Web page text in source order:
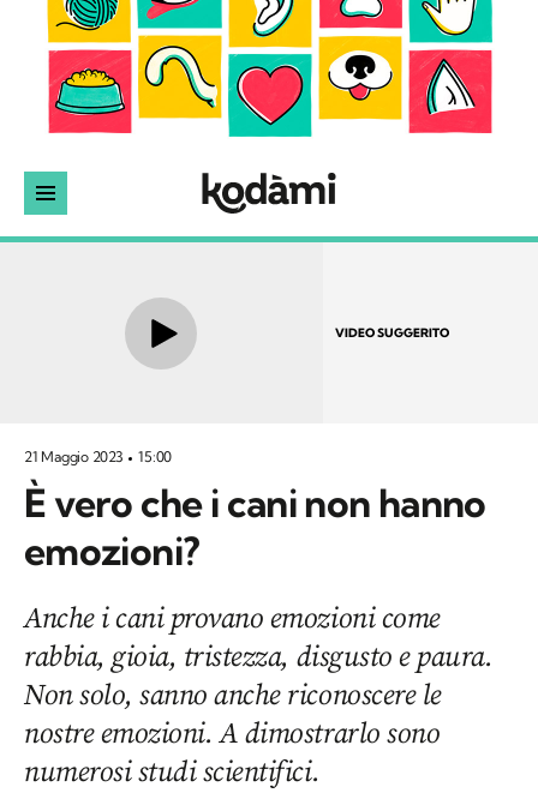
VIDEO SUGGERITO
21 Maggio 2023 15:00
È vero che i cani non hanno
emozioni?
Anche i cani provano emozioni come
rabbia, gioia, tristezza, disgusto e paura.
Non solo, sanno anche riconoscere le
nostre emozioni. A dimostrarlo sono
numerosi studi scientifici.